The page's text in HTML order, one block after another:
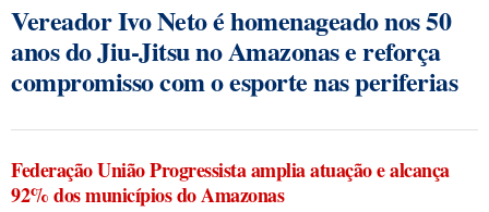
Vereador Ivo Neto é homenageado nos 50
anos do Jiu-Jitsu no Amazonas e reforça
compromisso com o esporte nas periferias
Federação União Progressista amplia atuação e alcança
92% dos municípios do Amazonas